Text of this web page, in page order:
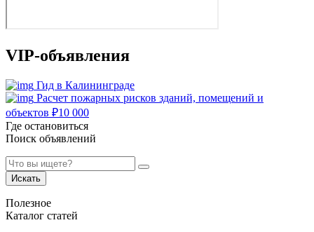
VIP-объявления
Гид в Калининграде
Расчет пожарных рисков зданий, помещений и
объектов ₽10 000
Где остановиться
Поиск объявлений
Искать
Полезное
Каталог статей